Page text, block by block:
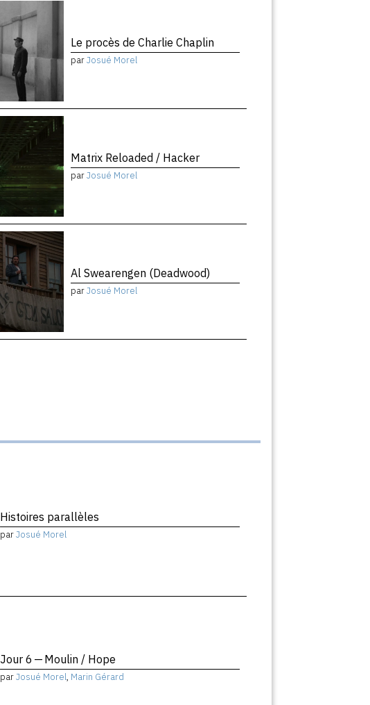
Le procès de Charlie Chaplin
parJosué Morel
Matrix Reloaded / Hacker
parJosué Morel
Al Swearengen (Deadwood)
parJosué Morel
Histoires parallèles
parJosué Morel
Jour 6 — Moulin / Hope
parJosué Morel, Marin Gérard